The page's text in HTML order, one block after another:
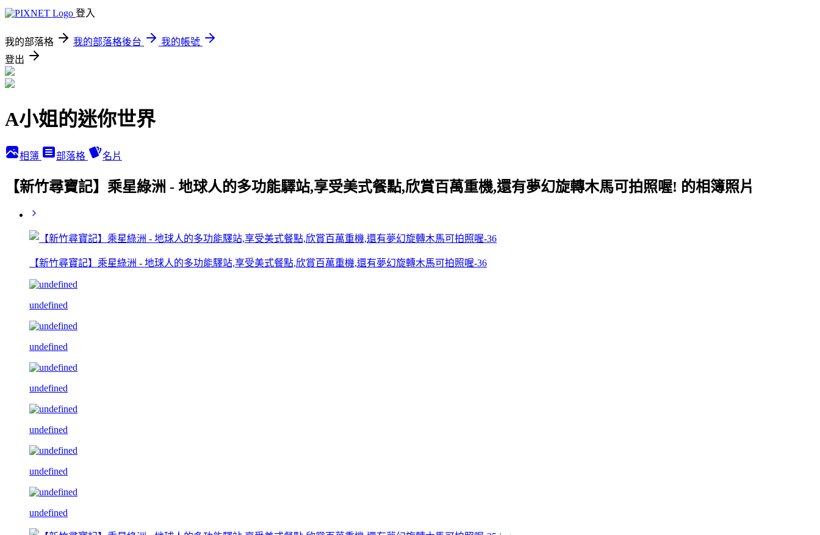
登入
我的部落格 我的部落格後台
我的帳號
登出
A小姐的迷你世界
相簿 部落格 名片
【新竹尋寶記】乘星綠洲 - 地球人的多功能驛站,享受美式餐點,欣賞百萬重機,還有夢幻旋轉木馬可拍照喔! 的相簿照片
【新竹尋寶記】乘星綠洲 - 地球人的多功能驛站,享受美式餐點,欣賞百萬重機,還有夢幻旋轉木馬可拍照喔-36
undefined
undefined
undefined
undefined
undefined
undefined